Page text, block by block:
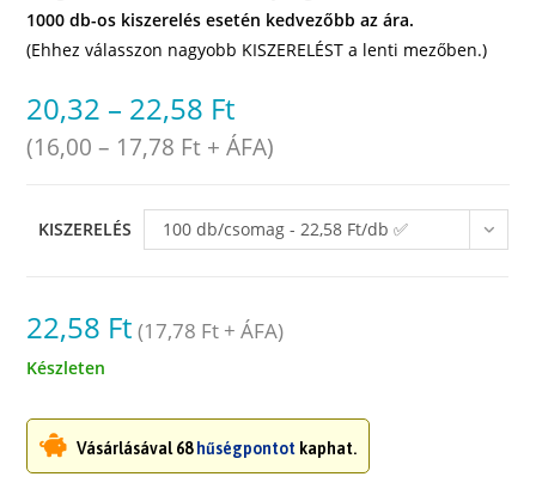
1000 db-os kiszerelés esetén kedvezőbb az ára.
(Ehhez válasszon nagyobb KISZERELÉST a lenti mezőben.)
20,32 – 22,58 Ft
(16,00– 17,78 Ft + ÁFA)
KISZERELÉS
100 db/csomag - 22,58 Ft/db ✅
22,58 Ft (17,78 Ft + ÁFA)
Készleten
Vásárlásával 68 hűségpontot kaphat.